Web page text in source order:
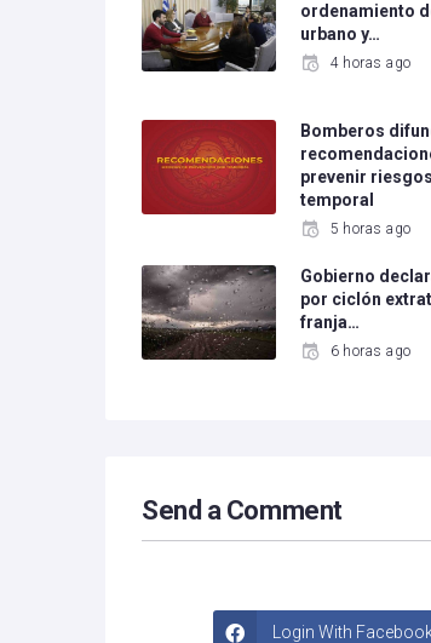
ordenamiento
urbano y…
4 horas ago
Bomberos
prevenir
temporal
5 horas ago
Gobierno
por ciclón
franja…
6 horas ago
Send a Comment
Login With